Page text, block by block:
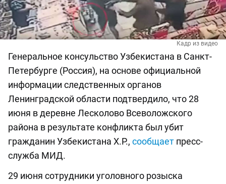
Кадр из видео
Генеральное консульство Узбекистана в Санкт-
Петербурге (Россия), на основе официальной
информации следственных органов
Ленинградской области подтвердило, что 28
июня в деревне Лесколово Всеволожского
района в результате конфликта был убит
гражданин Узбекистана Х.Р., сообщает пресс-
служба МИД.
29 июня сотрудники уголовного розыска